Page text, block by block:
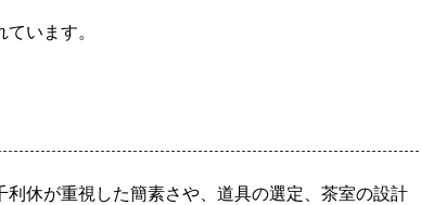
います。
休が重視した簡素さや、道具の選定、茶室の設計